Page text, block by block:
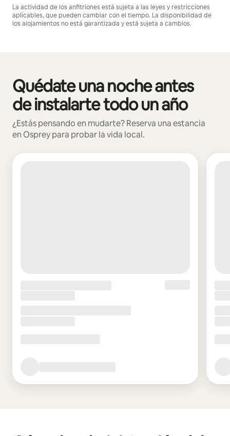
La actividad de los anfitriones está sujeta a las leyes y restricciones
aplicables, que pueden cambiar con el tiempo. La disponibilidad de
los alojamientos no está garantizada y está sujeta a cambios.
Quédate una noche antes
de instalarte todo un año
¿Estás pensando en mudarte? Reserva una estancia
en Osprey para probar la vida local.
Mostrando 0 de 0 elementos